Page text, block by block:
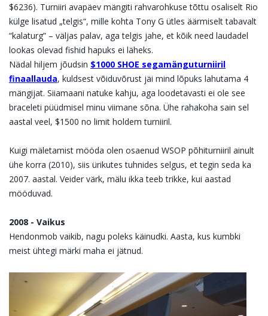
$6236). Turniiri avapäev mängiti rahvarohkuse tõttu osaliselt Rio
külge lisatud „telgis“, mille kohta Tony G ütles äärmiselt tabavalt
“kalaturg” – väljas palav, aga telgis jahe, et kõik need laudadel
lookas olevad fishid hapuks ei läheks.
Nädal hiljem jõudsin $1000 SHOE segamänguturniiril
finaallauda, kuldsest võiduvõrust jäi mind lõpuks lahutama 4
mängijat. Siiamaani natuke kahju, aga loodetavasti ei ole see
braceleti püüdmisel minu viimane sõna. Ühe rahakoha sain sel
aastal veel, $1500 no limit holdem turniiril.
Kuigi mäletamist mööda olen osaenud WSOP põhiturniiril ainult
ühe korra (2010), siis ürikutes tuhnides selgus, et tegin seda ka
2007. aastal. Veider värk, mälu ikka teeb trikke, kui aastad
mööduvad.
2008 - Vaikus
Hendonmob vaikib, nagu poleks käinudki. Aasta, kus kumbki
meist ühtegi märki maha ei jätnud.